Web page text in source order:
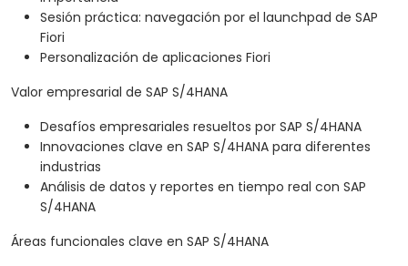
Sesión práctica: navegación por el launchpad de SAP
Fiori
Personalización de aplicaciones Fiori
Valor empresarial de SAP S/4HANA
Desafíos empresariales resueltos por SAP S/4HANA
Innovaciones clave en SAP S/4HANA para diferentes
industrias
Análisis de datos y reportes en tiempo real con SAP
S/4HANA
Áreas funcionales clave en SAP S/4HANA